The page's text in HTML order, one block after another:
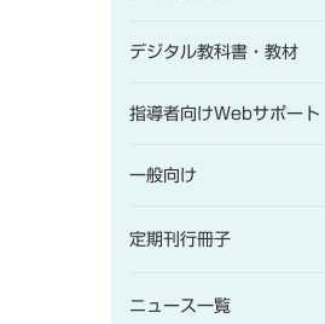
地図帳
デジタル教科書・教材
小学校
指導者向けWebサポート
指導書Webサポート
一般向け
地図帳・一般書籍
定期刊行冊子
ニュース一覧